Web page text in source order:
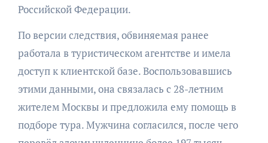
Российской Федерации.
По версии следствия, обвиняемая ранее
работала в туристическом агентстве и имела
доступ к клиентской базе. Воспользовавшись
этими данными, она связалась с 28-летним
жителем Москвы и предложила ему помощь в
подборе тура. Мужчина согласился, после чего